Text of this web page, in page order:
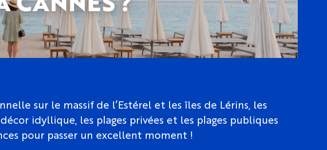
sur le massif de l’Estérel et les îles de Lérins, les
idyllique, les plages privées et les plages publiques
pour passer un excellent moment !